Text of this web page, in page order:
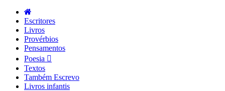
Escritores
Livros
Provérbios
Pensamentos
Poesia
Textos
Também Escrevo
Livros infantis